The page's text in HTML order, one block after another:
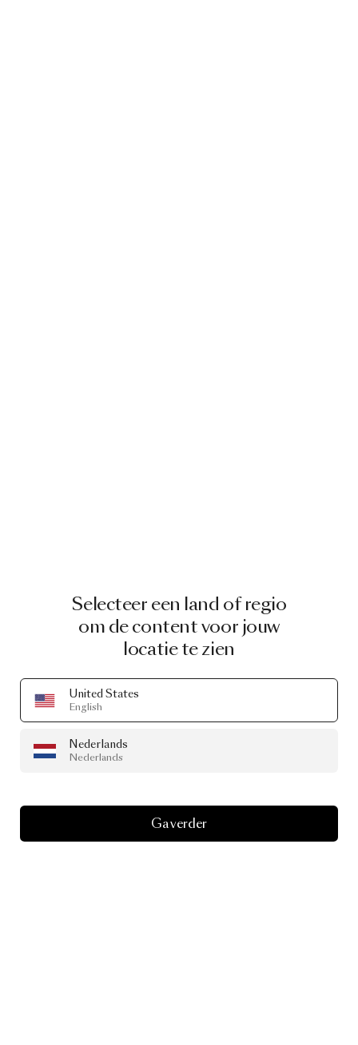
Selecteer een land of regio
om de content voor jouw
locatie te zien
United States
English
Nederlands
Nederlands
Ga verder